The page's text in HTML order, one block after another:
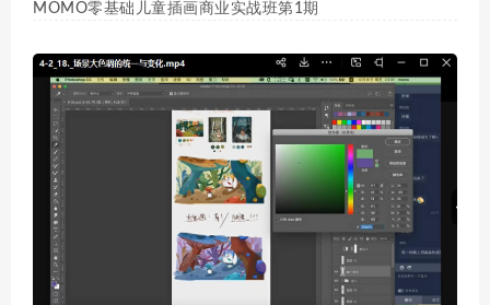
MOMO零基础儿童插画商业实战班第1期